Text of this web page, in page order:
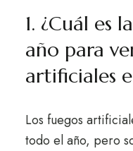
1. ¿Cuál es
año para
artificiales
Los fuegos
todo el año, pero